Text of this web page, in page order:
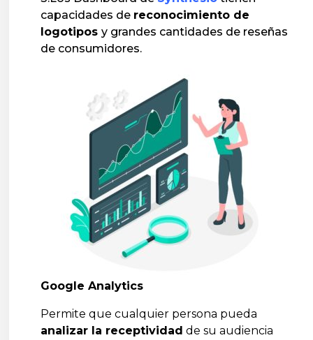
capacidades de reconocimiento de
logotiposy grandes cantidades de reseñas
de consumidores.
Google Analytics
Permite que cualquier persona pueda
analizar la receptividad de su audiencia